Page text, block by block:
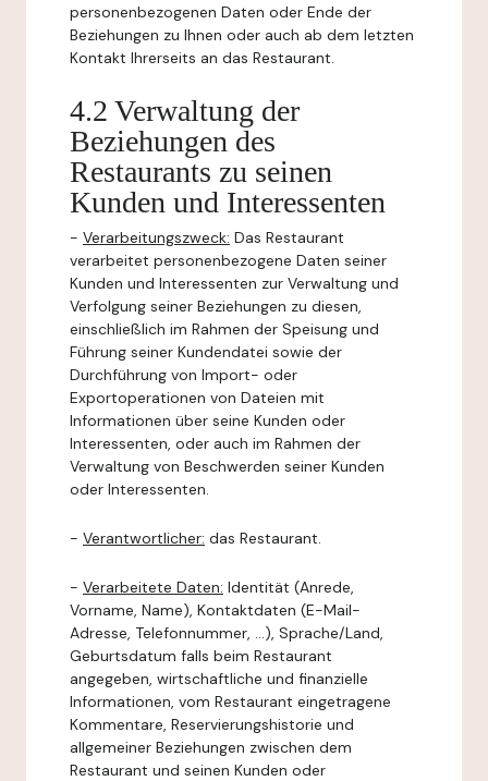
personenbezogenen Daten oder Ende der
Beziehungen zu Ihnen oder auch ab dem letzten
Kontakt Ihrerseits an das Restaurant.
4.2 Verwaltung der
Beziehungen des
Restaurants zu seinen
Kunden und Interessenten
- Verarbeitungszweck: Das Restaurant
verarbeitet personenbezogene Daten seiner
Kunden und Interessenten zur Verwaltung und
Verfolgung seiner Beziehungen zu diesen,
einschließlich im Rahmen der Speisung und
Führung seiner Kundendatei sowie der
Durchführung von Import- oder
Exportoperationen von Dateien mit
Informationen über seine Kunden oder
Interessenten, oder auch im Rahmen der
Verwaltung von Beschwerden seiner Kunden
oder Interessenten.
- Verantwortlicher: das Restaurant.
- Verarbeitete Daten: Identität (Anrede,
Vorname, Name), Kontaktdaten (E-Mail-
Adresse, Telefonnummer, ...), Sprache/Land,
Geburtsdatum falls beim Restaurant
angegeben, wirtschaftliche und finanzielle
Informationen, vom Restaurant eingetragene
Kommentare, Reservierungshistorie und
allgemeiner Beziehungen zwischen dem
Restaurant und seinen Kunden oder